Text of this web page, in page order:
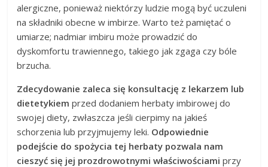
alergiczne, ponieważ niektórzy ludzie mogą być uczuleni
na składniki obecne w imbirze. Warto też pamiętać o
umiarze; nadmiar imbiru może prowadzić do
dyskomfortu trawiennego, takiego jak zgaga czy bóle
brzucha.
Zdecydowanie zaleca się konsultację z lekarzem lub
dietetykiem przed dodaniem herbaty imbirowej do
swojej diety, zwłaszcza jeśli cierpimy na jakieś
schorzenia lub przyjmujemy leki. Odpowiednie
podejście do spożycia tej herbaty pozwala nam
cieszyć się jej prozdrowotnymi właściwościami przy